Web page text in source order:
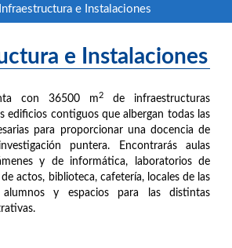
Infraestructura e Instalaciones
e Instalaciones
con 36500 m2
de infraestructuras
edificios contiguos que albergan todas las
para proporcionar una docencia de
puntera. Encontrarás aulas
y de informática, laboratorios de
actos, biblioteca, cafetería, locales de las
alumnos y espacios para las distintas